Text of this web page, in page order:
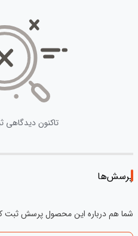
تاکنون
پرسش‌ها
شما هم درباره این محصول پرسش ثبت